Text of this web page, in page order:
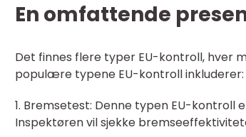
En omfattende
Det finnes flere typer EU-kontroll, hver
populære typene EU-kontroll inkluderer:
1. Bremsetest: Denne typen EU-
Inspektøren vil sjekke